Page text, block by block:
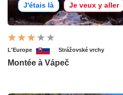
J'étais là Je veux y aller
L'Europe Strážovské vrchy
Montée à Vápeč